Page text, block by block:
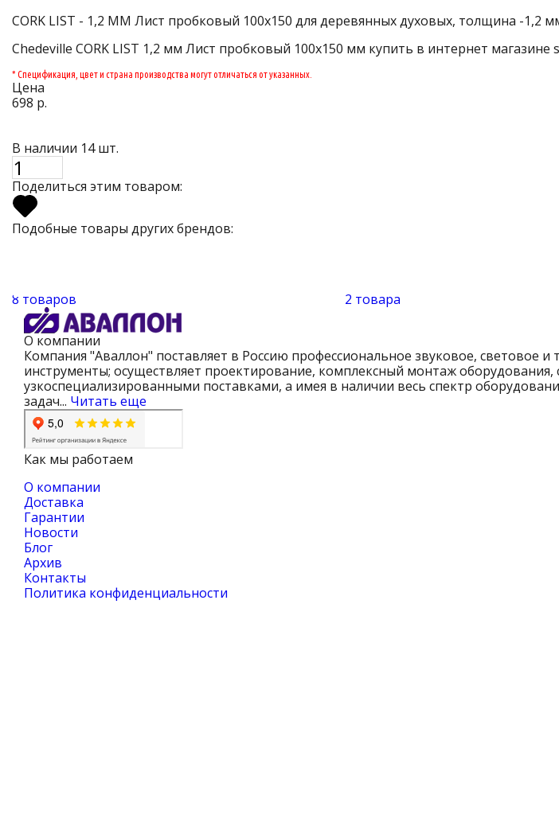
CORK LIST - 1,2 MM Лист пробковый 100х150 для деревянных духовых, толщина -1,2
Chedeville CORK LIST 1,2 мм Лист пробковый 100х150 мм купить в интернет
* Спецификация, цвет и страна производства могут отличаться от указанных.
Цена
698 р.
В наличии 14 шт.
Поделиться этим товаром:
Подобные товары других брендов:
8 товаров 2 товара
О компании
Компания "Аваллон" поставляет в Россию профессиональное звуковое, световое
инструменты; осуществляет проектирование, комплексный монтаж
узкоспециализированными поставками, а имея в наличии весь спектр
задач... Читать еще
Как мы работаем
О компании
Доставка
Гарантии
Новости
Блог
Архив
Контакты
Политика конфиденциальности